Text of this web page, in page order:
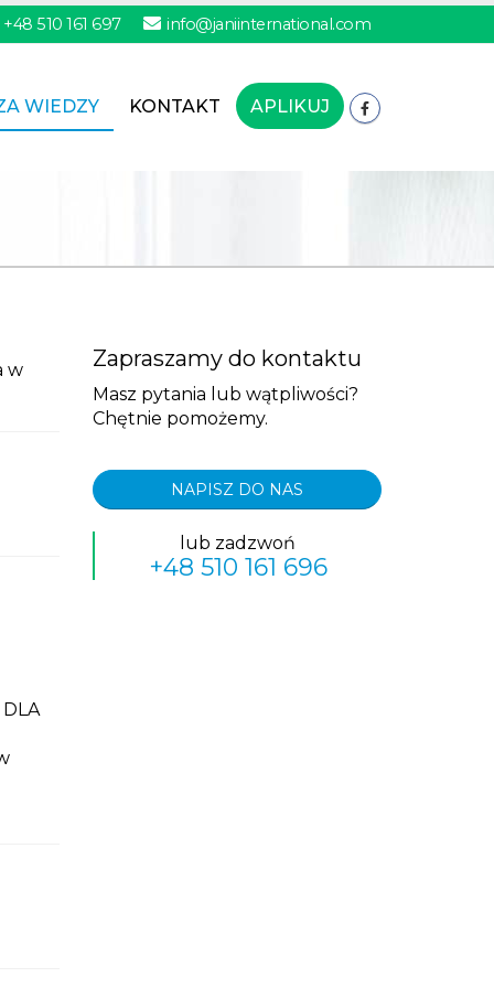
+48 510 161 697 info@janiinternational.com
WIEDZY KONTAKT APLIKUJ
w Zapraszamy do kontaktu
Masz pytania lub wątpliwości?
Chętnie pomożemy.
NAPISZ DO NAS
lub zadzwoń
+48 510 161 696